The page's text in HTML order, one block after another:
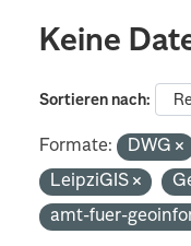
Keine
Sortieren nach
Formate: DWG
LeipziGIS
amt-fuer-